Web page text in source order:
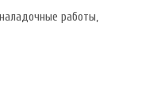
работы,